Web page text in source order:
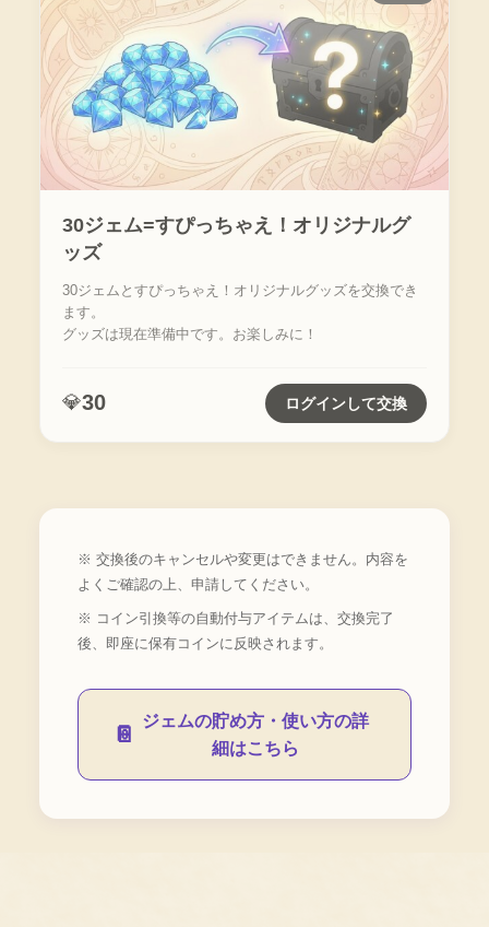
30ジェム=すぴっちゃえ！オリジナルグ
ッズ
30ジェムとすぴっちゃえ！オリジナルグッズを交換でき
ます。
グッズは現在準備中です。お楽しみに！
💎30 ログインして交換
※ 交換後のキャンセルや変更はできません。内容を
よくご確認の上、申請してください。
※ コイン引換等の自動付与アイテムは、交換完了
後、即座に保有コインに反映されます。
📔
ジェムの貯め方・使い方の詳
細はこちら